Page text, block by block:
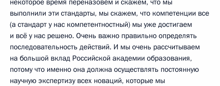
выполнили эти стандарты, мы скажем, что компетенции все
(а стандарт у нас компетентностный) мы уже достигаем
и всё у нас решено. Очень важно правильно определять
последовательность действий. И мы очень рассчитываем
на большой вклад Российской академии образования,
потому что именно она должна осуществлять постоянную
научную экспертизу всех новаций, которые мы